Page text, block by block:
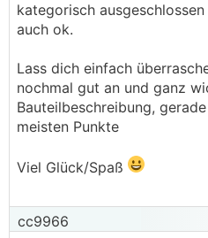
kategorisch
auch ok.
Lass dich einfach
nochmal gut an und ganz
Bauteilbeschreibung,
meisten Punkte
Viel Glück/Spaß
cc9966